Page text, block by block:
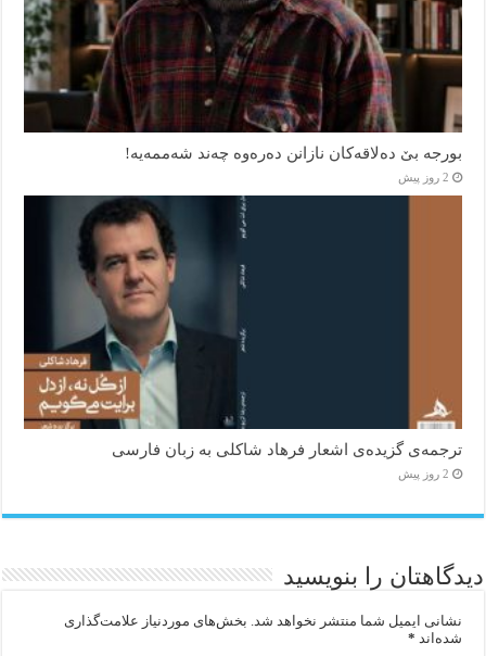
بورجە بێ دەلاقەکان نازانن دەرەوە چەند شەممەیە!
2 روز پیش
ترجمه‌ی گزیده‌‌ی اشعار فرهاد شاکلی به زبان فارسی
2 روز پیش
دیدگاهتان را بنویسید
نشانی ایمیل شما منتشر نخواهد شد. بخش‌های موردنیاز علامت‌گذاری
شده‌اند *